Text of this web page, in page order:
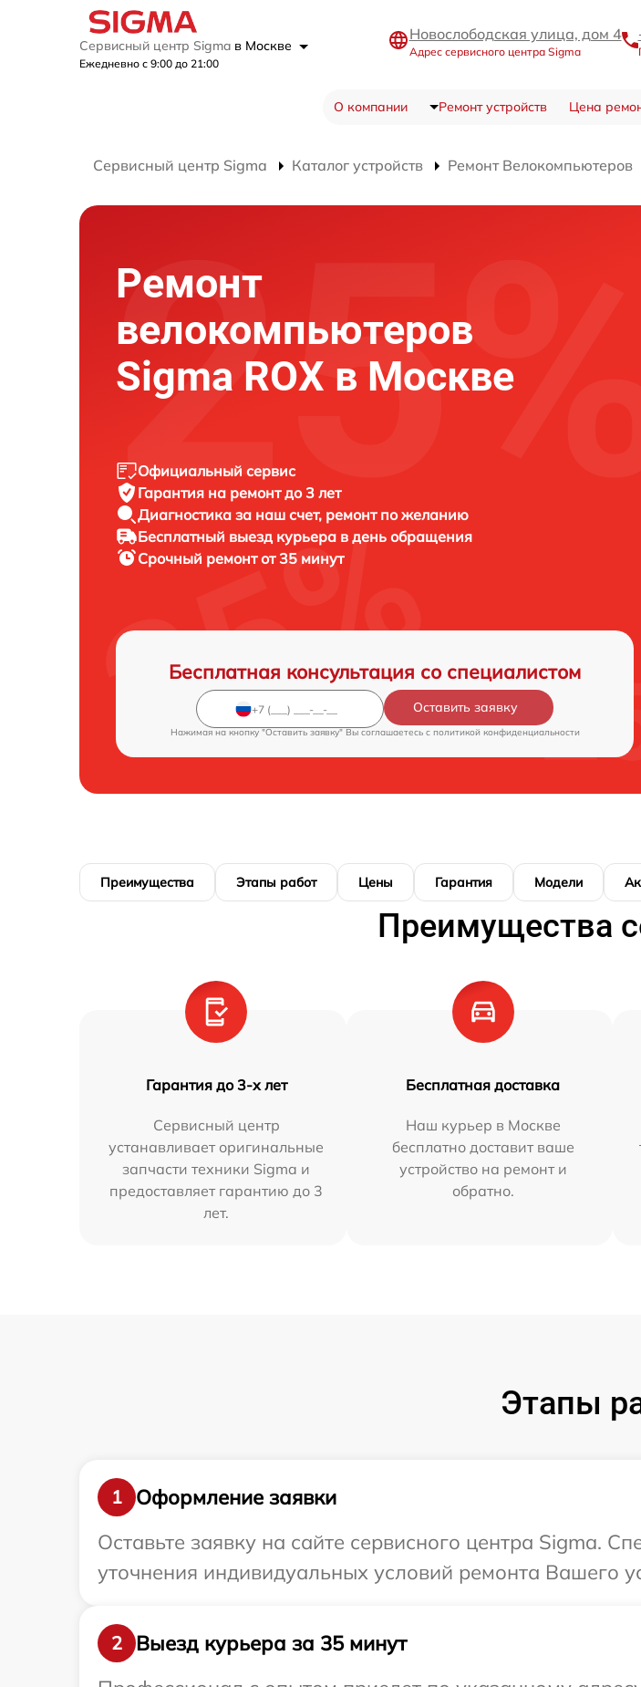
Сервисный центр Sigma в Москве
Ежедневно с 9:00 до 21:00
Новослободская улица, дом 4
Адрес сервисного центра Sigma
О компании Ремонт устройств Цена
Сервисный центр Sigma Каталог устройств Ремонт Велокомпьютеров
Ремонт
велокомпьютеров
Sigma ROX в Москве
Официальный сервис
Гарантия на ремонт до 3 лет
Диагностика за наш счет, ремонт по желанию
Бесплатный выезд курьера в день обращения
Срочный ремонт от 35 минут
Бесплатная консультация со специалистом
Оставить заявку
Нажимая на кнопку "Оставить заявку" Вы соглашаетесь c политикой конфиденциальности
Преимущества Этапы работ Цены Гарантия Модели
Преимущества
Гарантия до 3-х лет
Сервисный центр
устанавливает оригинальные
запчасти техники Sigma и
предоставляет гарантию до 3
лет.
Бесплатная доставка
Наш курьер в Москве
бесплатно доставит ваше
устройство на ремонт и
обратно.
Этапы
1
Оформление заявки
Оставьте заявку на сайте сервисного центра Sigma.
уточнения индивидуальных условий ремонта Вашего
2
Выезд курьера за 35 минут